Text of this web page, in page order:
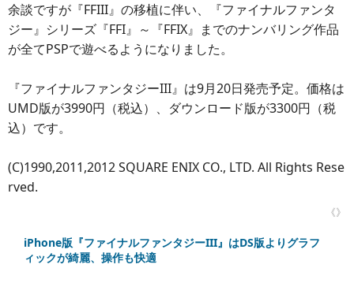
余談ですが『FFIII』の移植に伴い、『ファイナルファンタ
ジー』シリーズ『FFI』～『FFIX』までのナンバリング作品
が全てPSPで遊べるようになりました。
『ファイナルファンタジーIII』は9月20日発売予定。価格は
UMD版が3990円（税込）、ダウンロード版が3300円（税
込）です。
(C)1990,2011,2012 SQUARE ENIX CO., LTD. All Rights Rese
rved.
《》
iPhone版『ファイナルファンタジーIII』はDS版よりグラフ
ィックが綺麗、操作も快適